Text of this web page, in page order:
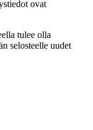
ovat
tulee olla
selosteelle uudet